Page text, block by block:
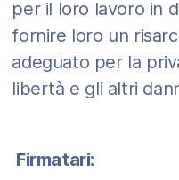
per il loro lavoro in
fornire loro un
adeguato per la
libertà e gli altri
Firmatari: